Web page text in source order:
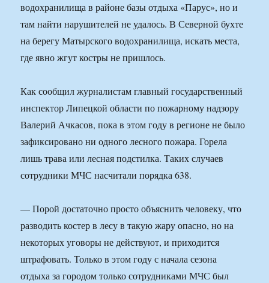
водохранилища в районе базы отдыха «Парус», но и
там найти нарушителей не удалось. В Северной бухте
на берегу Матырского водохранилища, искать места,
где явно жгут костры не пришлось.
Как сообщил журналистам главный государственный
инспектор Липецкой области по пожарному надзору
Валерий Ачкасов, пока в этом году в регионе не было
зафиксировано ни одного лесного пожара. Горела
лишь трава или лесная подстилка. Таких случаев
сотрудники МЧС насчитали порядка 638.
— Порой достаточно просто объяснить человеку, что
разводить костер в лесу в такую жару опасно, но на
некоторых уговоры не действуют, и приходится
штрафовать. Только в этом году с начала сезона
отдыха за городом только сотрудниками МЧС был